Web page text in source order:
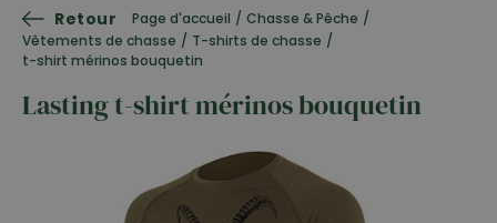
Retour Page d'accueil / Chasse & Pêche /
Vêtements de chasse / T-shirts de chasse /
t-shirt mérinos bouquetin
Lasting t-shirt mérinos bouquetin